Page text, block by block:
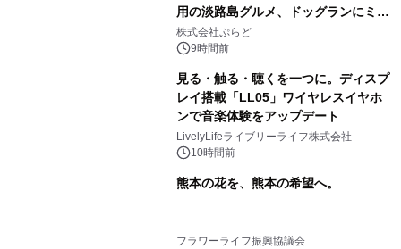
用の淡路島グルメ、ドッグランにミニ
プール グランピングとトレーラーハウ
スの2施設で
株式会社ぷらど
9時間前
見る・触る・聴くを一つに。ディスプ
レイ搭載「LL05」ワイヤレスイヤホ
ンで音楽体験をアップデート
LivelyLifeライブリーライフ株式会社
10時間前
熊本の花を、熊本の希望へ。
フラワーライフ振興協議会